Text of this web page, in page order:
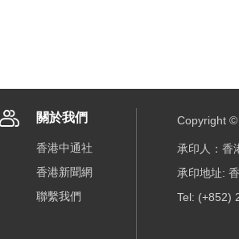
關於我們
香港中通社
香港新聞網
聯繫我們
Copyright ©
承印人：香
承印地址:
Tel: (+852)